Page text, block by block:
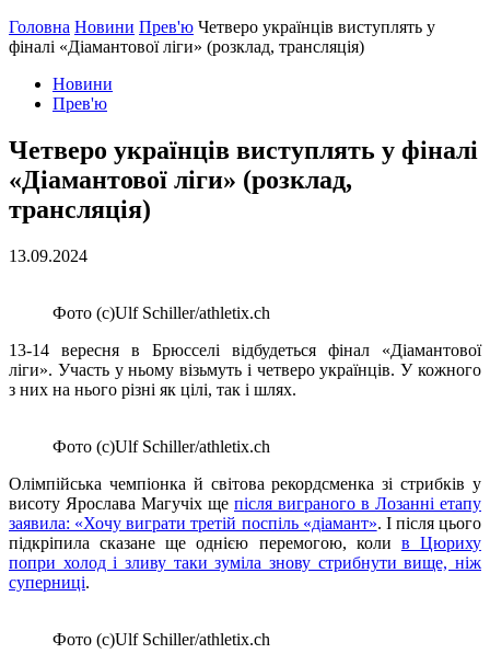
Головна Новини Прев'ю Четверо українців виступлять у
фіналі «Діамантової ліги» (розклад, трансляція)
Новини
Прев'ю
Четверо українців виступлять у фіналі
«Діамантової ліги» (розклад,
трансляція)
13.09.2024
Фото (c)Ulf Schiller/athletix.ch
13-14 вересня в Брюсселі відбудеться фінал «Діамантової
ліги». Участь у ньому візьмуть і четверо українців. У кожного
з них на нього різні як цілі, так і шлях.
Фото (c)Ulf Schiller/athletix.ch
Олімпійська чемпіонка й світова рекордсменка зі стрибків у
висоту Ярослава Магучіх ще після виграного в Лозанні етапу
заявила: «Хочу виграти третій поспіль «діамант». І після цього
підкріпила сказане ще однією перемогою, коли в Цюриху
попри холод і зливу таки зуміла знову стрибнути вище, ніж
суперниці.
Фото (c)Ulf Schiller/athletix.ch